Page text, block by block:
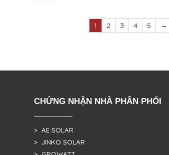
1 2 3 4 5 →
CHỨNG NHẬN NHÀ PHÂN PHỐI
> AE SOLAR
> JINKO SOLAR